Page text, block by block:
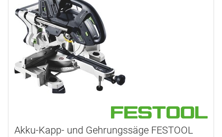
Akku-Kapp- und Gehrungssäge FESTOOL